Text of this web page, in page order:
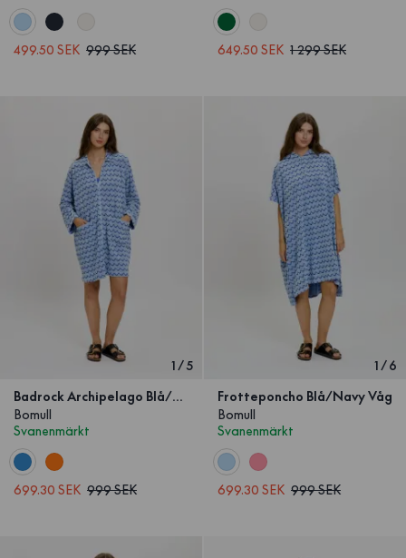
499.50 SEK 999 SEK 649.50 SEK 1 299 SEK
1/5
Badrock Archipelago Blå/Navy Våg
Bomull
Svanenmärkt
699.30 SEK 999 SEK
1/6
Frotteponcho Blå/Navy Våg
Bomull
Svanenmärkt
699.30 SEK 999 SEK